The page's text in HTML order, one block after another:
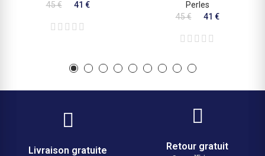
45 €
41 €
Perles
45 €
41 €
Livraison gratuite Retour gratuit